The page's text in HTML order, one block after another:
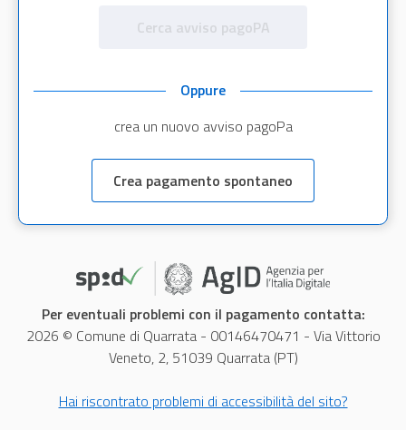
Cerca avviso pagoPA
Oppure
crea un nuovo avviso pagoPa
Crea pagamento spontaneo
Per eventuali problemi con il pagamento contatta:
2026 © Comune di Quarrata - 00146470471 - Via Vittorio
Veneto, 2, 51039 Quarrata (PT)
Hai riscontrato problemi di accessibilità del sito?